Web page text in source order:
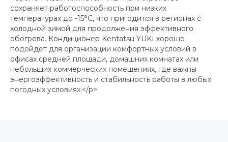
сохраняет работоспособность при низких
температурах до -15°C, что пригодится в регионах с
холодной зимой для продолжения эффективного
обогрева. Кондиционер Kentatsu YUKI хорошо
подойдет для организации комфортных условий в
офисах средней площади, домашних комнатах или
небольших коммерческих помещениях, где важны
энергоэффективность и стабильность работы в любых
погодных условиях.</p>